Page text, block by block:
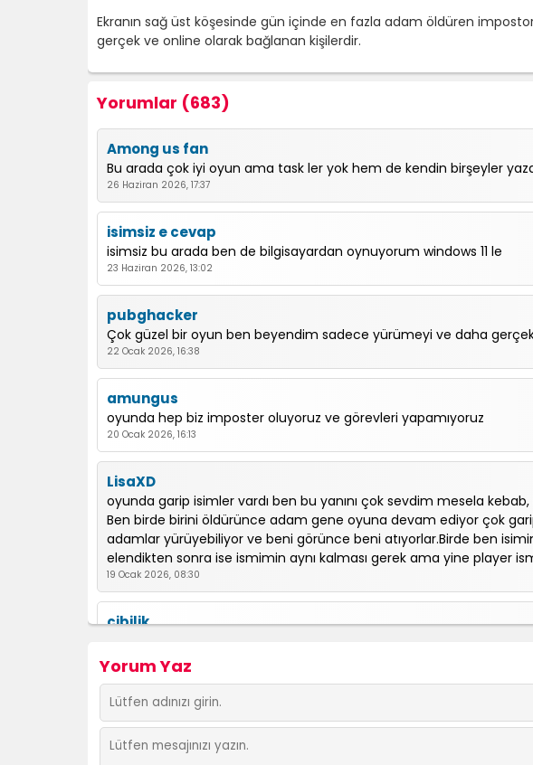
Ekranın sağ üst köşesinde gün içinde en fazla adam öldüren impostor
gerçek ve online olarak bağlanan kişilerdir.
Yorumlar (683)
Among us fan
Bu arada çok iyi oyun ama task ler yok hem de kendin birşeyler
26 Haziran 2026, 17:37
isimsiz e cevap
isimsiz bu arada ben de bilgisayardan oynuyorum windows 11 le
23 Haziran 2026, 13:02
pubghacker
Çok güzel bir oyun ben beyendim sadece yürümeyi ve daha
22 Ocak 2026, 16:38
amungus
oyunda hep biz imposter oluyoruz ve görevleri yapamıyoruz
20 Ocak 2026, 16:13
LisaXD
oyunda garip isimler vardı ben bu yanını çok sevdim mesela
Ben birde birini öldürünce adam gene oyuna devam ediyor çok
adamlar yürüyebiliyor ve beni görünce beni atıyorlar.Birde ben
elendikten sonra ise ismimin aynı kalması gerek ama yine player
19 Ocak 2026, 08:30
cibilik
27 Aralık 2025, 15:21
Miceraft
Keşke çok oyunculu olsa tek oyunculu olmuyor çünkü herkes
01 Aralık 2025, 14:42
Yorum Yaz